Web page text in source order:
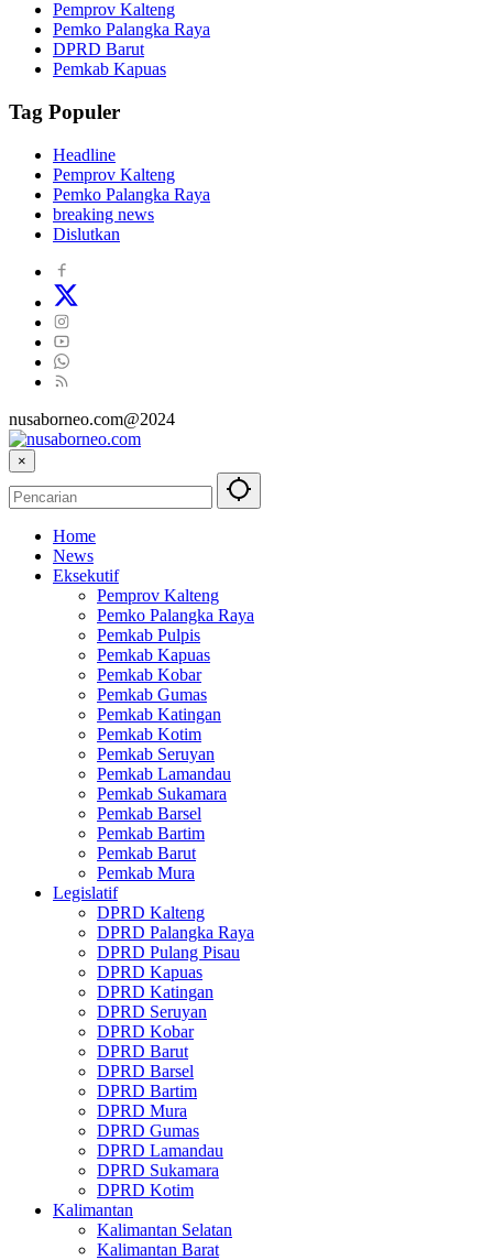
Pemprov Kalteng
Pemko Palangka Raya
DPRD Barut
Pemkab Kapuas
Tag Populer
Headline
Pemprov Kalteng
Pemko Palangka Raya
breaking news
Dislutkan
nusaborneo.com@2024
×
Home
News
Eksekutif
Pemprov Kalteng
Pemko Palangka Raya
Pemkab Pulpis
Pemkab Kapuas
Pemkab Kobar
Pemkab Gumas
Pemkab Katingan
Pemkab Kotim
Pemkab Seruyan
Pemkab Lamandau
Pemkab Sukamara
Pemkab Barsel
Pemkab Bartim
Pemkab Barut
Pemkab Mura
Legislatif
DPRD Kalteng
DPRD Palangka Raya
DPRD Pulang Pisau
DPRD Kapuas
DPRD Katingan
DPRD Seruyan
DPRD Kobar
DPRD Barut
DPRD Barsel
DPRD Bartim
DPRD Mura
DPRD Gumas
DPRD Lamandau
DPRD Sukamara
DPRD Kotim
Kalimantan
Kalimantan Selatan
Kalimantan Barat